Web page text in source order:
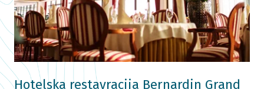
Hotelska restavracija Bernardin Grand